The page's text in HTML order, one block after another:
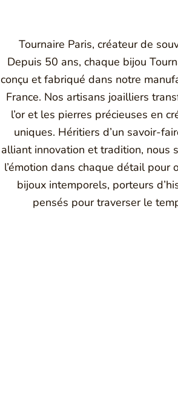
Tournaire Paris, créateur de
Depuis 50 ans, chaque bijou
conçu et fabriqué dans notre
France. Nos artisans joailliers
l’or et les pierres précieuses en
uniques. Héritiers d’un savoir-
alliant innovation et tradition, nous
l’émotion dans chaque détail pour
bijoux intemporels, porteurs
pensés pour traverser le
Montbrison, Lyon, Paris